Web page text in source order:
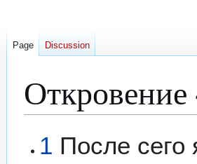
toto
1 После сего
Page Discussion